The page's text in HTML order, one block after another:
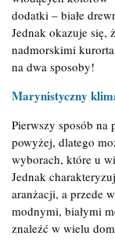
dodatki – białe
Jednak okazuje się,
nadmorskimi
na dwa sposoby!
Marynistyczny
Pierwszy sposób na
powyżej, dlatego
wyborach, które u
Jednak
aranżacji, a przede
modnymi, białymi
znaleźć w wielu